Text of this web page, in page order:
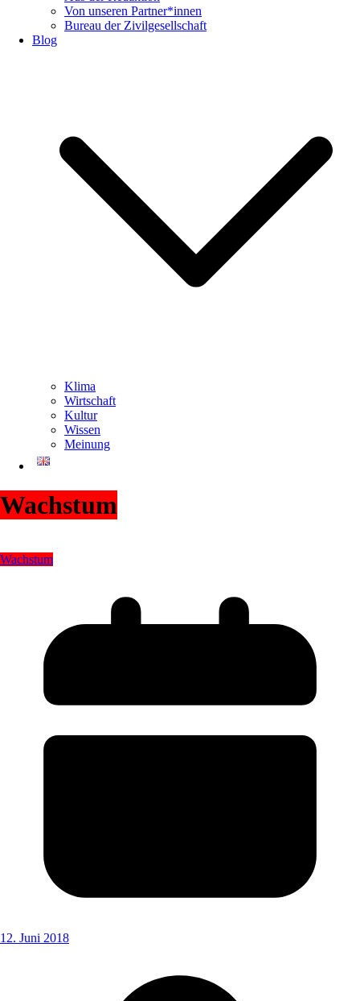
Von unseren Partner*innen
Bureau der Zivilgesellschaft
Blog
Klima
Wirtschaft
Kultur
Wissen
Meinung
Wachstum
Wachstum
12. Juni 2018